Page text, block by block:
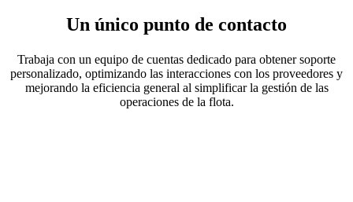
Un único punto de contacto
Trabaja con un equipo de cuentas dedicado para obtener soporte
personalizado, optimizando las interacciones con los proveedores y
mejorando la eficiencia general al simplificar la gestión de las
operaciones de la flota.